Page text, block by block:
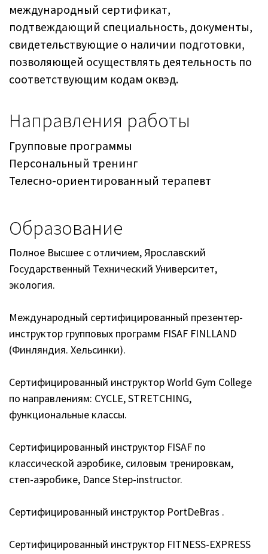
международный сертификат,
подтвеждающий специальность, документы,
свидетельствующие о наличии подготовки,
позволяющей осуществлять деятельность по
соответствующим кодам оквэд.
Направления работы
Групповые программы
Персональный тренинг
Телесно-ориентированный терапевт
Образование
Полное Высшее с отличием, Ярославский
Государственный Технический Университет,
экология.
Международный сертифицированный презентер-
инструктор групповых программ FISAF FINLLAND
(Финляндия. Хельсинки).
Сертифицированный инструктор World Gym College
по направлениям: CYCLE, STRETCHING,
функциональные классы.
Сертифицированный инструктор FISAF по
классической аэробике, силовым тренировкам,
степ-аэробике, Dance Step-instructor.
Сертифицированный инструктор PortDeBras .
Сертифицированный инструктор FITNESS-EXPRESS